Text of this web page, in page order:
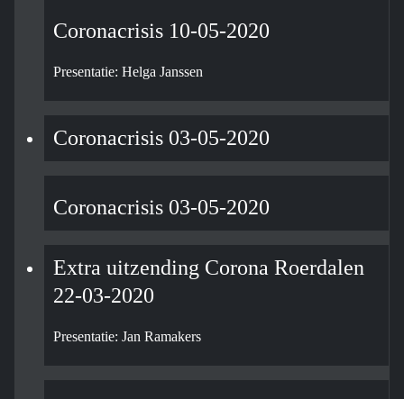
Coronacrisis 10-05-2020
Presentatie: Helga Janssen
Coronacrisis 03-05-2020
Coronacrisis 03-05-2020
Extra uitzending Corona Roerdalen
22-03-2020
Presentatie: Jan Ramakers